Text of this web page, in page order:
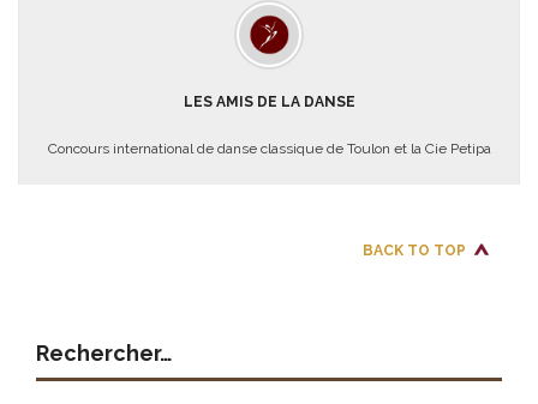
LES AMIS DE LA DANSE
Concours international de danse classique de Toulon et la Cie Petipa
BACK TO TOP
Rechercher…